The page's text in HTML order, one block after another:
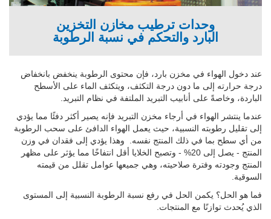
وحدات ترطيب مخازن التخزين
البارد والتحكم في نسبة الرطوبة
عند دخول الهواء في مخزن بارد، فإن محتوى الرطوبة ينخفض بانخفاض
درجة حرارته إلى ما دون درجة التكثف، ويتكثف الماء على الأسطح
الباردة، وخاصةً على أنابيب التبريد الملتفة في نظام التبريد.
عندما ينتشر الهواء في أرجاء مخزن التبريد فإنه يصير أكثر دفئًا مما يؤدي
إلى تقليل رطوبته النسبية، حيث يعمل الهواء الدافئ على سحب الرطوبة
من أي سطح بما في ذلك المنتج نفسه. وهذا يؤدي إلى فقدان في وزن
المنتج - يصل إلى 20% - وتصبح الخلايا أقل انتفاخًا مما يؤثر على مظهر
المنتج وجودته وفترة صلاحيته، وهي جميعها عوامل تقلل من قيمته
السوقية.
فما هو الحل؟ يكمن الحل في رفع نسبة الرطوبة النسبية إلى المستوى
الذي يُحدث توازنًا مع المنتجات.